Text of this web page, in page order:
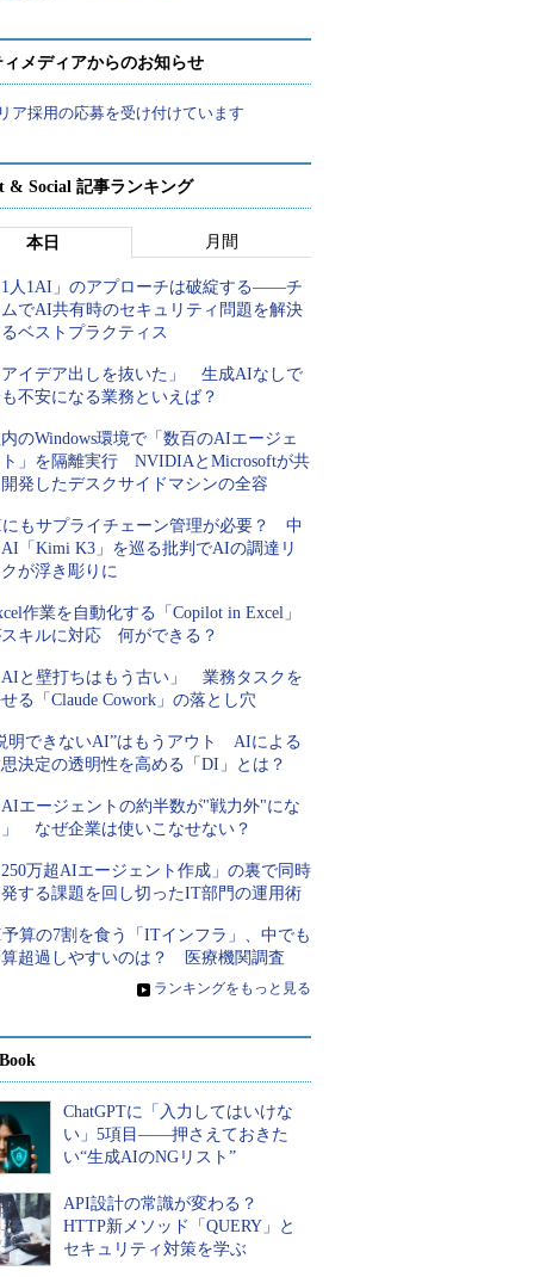
メディアからのお知らせ
ア採用の応募を受け付けています
& Social 記事ランキング
本日 月間
人1AI」のアプローチは破綻する――チ
でAI共有時のセキュリティ問題を解決
ベストプラクティス
イデア出しを抜いた」 生成AIなしで
不安になる業務といえば？
のWindows環境で「数百のAIエージェ
」を隔離実行 NVIDIAとMicrosoftが共
発したデスクサイドマシンの全容
もサプライチェーン管理が必要？ 中
「Kimi K3」を巡る批判でAIの調達リ
が浮き彫りに
作業を自動化する「Copilot in Excel」
キルに対応 何ができる？
と壁打ちはもう古い」 業務タスクを
る「Claude Cowork」の落とし穴
明できないAI”はもうアウト AIによる
決定の透明性を高める「DI」とは？
エージェントの約半数が"戦力外"にな
なぜ企業は使いこなせない？
万超AIエージェント作成」の裏で同時
する課題を回し切ったIT部門の運用術
算の7割を食う「ITインフラ」、中でも
超過しやすいのは？ 医療機関調査
» ランキングをもっと見る
ChatGPTに「入力してはいけな
い」5項目――押さえておきた
い“生成AIのNGリスト”
API設計の常識が変わる？
HTTP新メソッド「QUERY」と
セキュリティ対策を学ぶ